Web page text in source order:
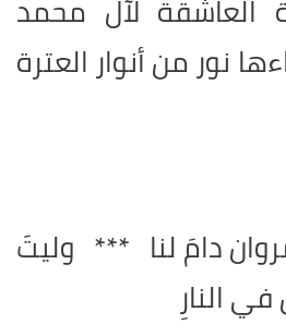
العاشقة لآل محمد
نور من أنوار العترة
دامَ لنا *** وليتَ
النارِ